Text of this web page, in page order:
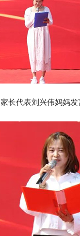
家长代表刘兴伟妈妈发